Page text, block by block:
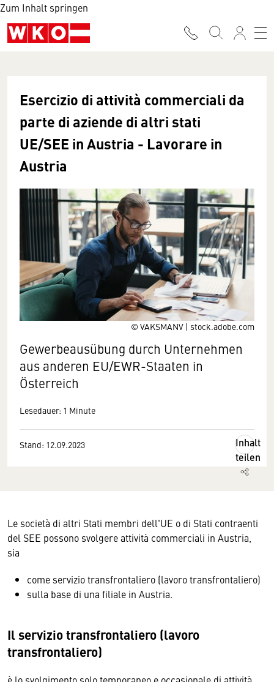
Zum Inhalt springen
© VAKSMANV | stock.adobe.com
Esercizio di attività commerciali da
parte di aziende di altri stati
UE/SEE in Austria - Lavorare in
Austria
Gewerbeausübung durch Unternehmen
aus anderen EU/EWR-Staaten in
Österreich
Lesedauer: 1 Minute
Stand: 12.09.2023
Inhalt
teilen
Le società di altri Stati membri dell'UE o di Stati contraenti
del SEE possono svolgere attività commerciali in Austria,
sia
come servizio transfrontaliero (lavoro transfrontaliero)
sulla base di una filiale in Austria.
Il servizio transfrontaliero (lavoro
transfrontaliero)